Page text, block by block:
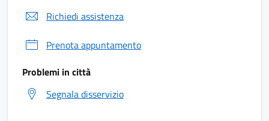
Richiedi assistenza
Prenota appuntamento
Problemi in città
Segnala disservizio